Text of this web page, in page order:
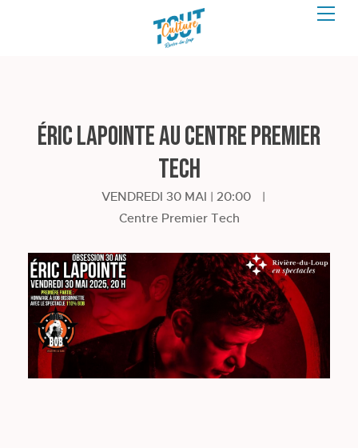
ÉRIC LAPOINTE au Centre Premier
Tech
VENDREDI 30 MAI | 20:00
|
Centre Premier Tech